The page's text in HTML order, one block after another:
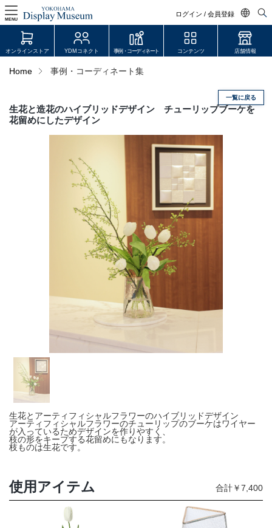
ログイン / 会員登録
日本語
MENU
ログイン・会員登録
オンラインストア
会員登録・取引申請
JDCA(ディスプレイスクール)
お問い合わせ
プライバシーポリシー
オンラインストア YDMコネクト 事例・コーディネート コンテンツ 店舗情報
Home 事例・コーディネート集
一覧に戻る
生花と造花のハイブリッドデザイン チューリップブーケを
花留めにしたデザイン
生花とアーティフィシャルフラワーのハイブリッドデザイン
アーティフィシャルフラワーのチューリップのブーケはワイヤー
が入っているためデザインを作りやすく、
枝の形をキープする花留めにもなります。
枝ものは生花です。
使用アイテム 合計￥7,400